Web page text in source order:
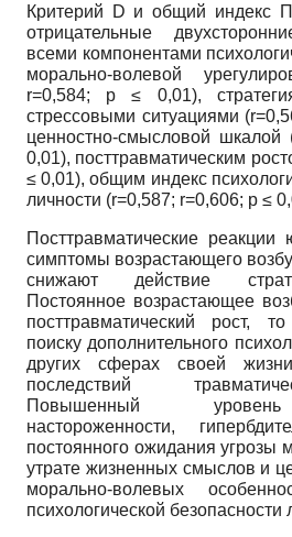
Критерий D и общий индекс
отрицательные
всеми компонентами
морально-волевой
r=0,584; p ≤ 0,01),
стрессовыми ситуациями
ценностно-смысловой шкалой
0,01), посттравматическим
≤ 0,01), общим индекс
личности (r=0,587; r=0,606; p ≤
Посттравматические
симптомы возрастающего
снижают действие
Постоянное возрастающее
посттравматический рост,
поиску дополнительного
других сферах своей
последствий
Повышенный
настороженности,
постоянного ожидания угрозы
утрате жизненных смыслов и
морально-волевых
психологической безопасности